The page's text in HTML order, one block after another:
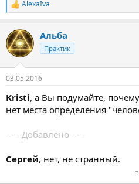
Р
е
к
ц
и
AlexaIva
Альба
Практик
03.05.2016
Kristi, а Вы подумайте,
нет места определения
- - - Добавлено - - -
Сергей, нет, не странный.